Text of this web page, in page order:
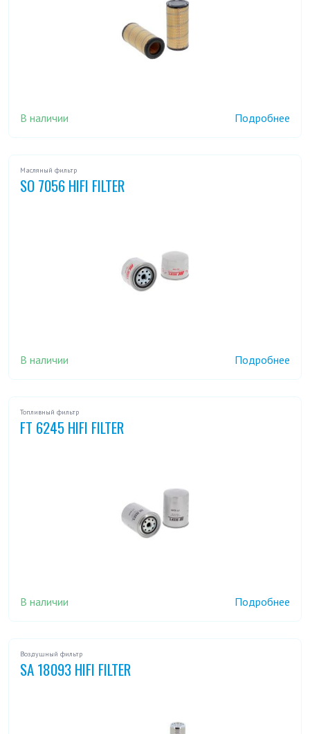
В наличии Подробнее
Масляный фильтр
SO 7056 HIFI FILTER
В наличии Подробнее
Топливный фильтр
FT 6245 HIFI FILTER
В наличии Подробнее
Воздушный фильтр
SA 18093 HIFI FILTER